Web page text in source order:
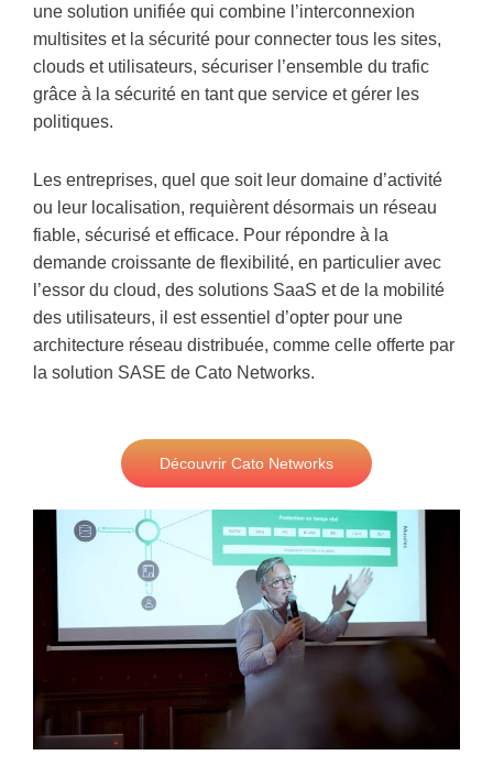
une solution unifiée qui combine l’interconnexion
multisites et la sécurité pour connecter tous les sites,
clouds et utilisateurs, sécuriser l’ensemble du trafic
grâce à la sécurité en tant que service et gérer les
politiques.
Les entreprises, quel que soit leur domaine d’activité
ou leur localisation, requièrent désormais un réseau
fiable, sécurisé et efficace. Pour répondre à la
demande croissante de flexibilité, en particulier avec
l’essor du cloud, des solutions SaaS et de la mobilité
des utilisateurs, il est essentiel d’opter pour une
architecture réseau distribuée, comme celle offerte par
la solution SASE de Cato Networks.
Découvrir Cato Networks